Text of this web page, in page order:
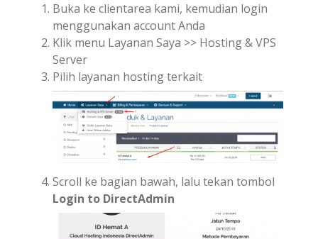
Buka ke clientarea kami, kemudian login
menggunakan account Anda
Klik menu Layanan Saya >> Hosting & VPS
Server
Pilih layanan hosting terkait
Scroll ke bagian bawah, lalu tekan tombol
Login to DirectAdmin